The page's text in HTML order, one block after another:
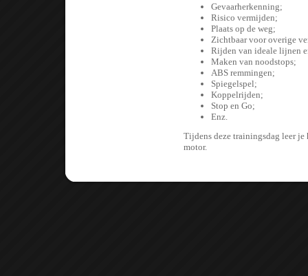
Gevaarherkenning;
Risico vermijden;
Plaats op de weg;
Zichtbaar voor overige
Rijden van ideale lijnen
Maken van noodstops;
ABS remmingen;
Spiegelspel;
Koppelrijden;
Stop en Go;
Enz.
Tijdens deze trainingsdag leer
motor.